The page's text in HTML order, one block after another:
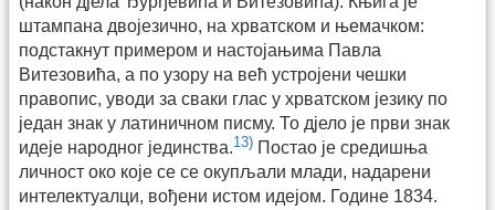
штампана двојезично, на хрватском и њемачком:
подстакнут примером и настојањима Павла
Витезовића, а по узору на већ устројени чешки
правопис, уводи за сваки глас у хрватском језику по
један знак у латиничном писму. То дјело је први знак
идеје народног јединства.13) Постао је средишња
личност око које се се окупљали млади, надарени
интелектуалци, вођени истом идејом. Године 1834.